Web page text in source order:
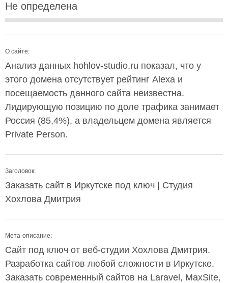
Не определена
О сайте:
Анализ данных hohlov-studio.ru показал, что у
этого домена отсутствует рейтинг Alexa и
посещаемость данного сайта неизвестна.
Лидирующую позицию по доле трафика занимает
Россия (85,4%), а владельцем домена является
Private Person.
Заголовок:
Заказать сайт в Иркутске под ключ | Студия
Хохлова Дмитрия
Мета-описание:
Сайт под ключ от веб-студии Хохлова Дмитрия.
Разработка сайтов любой сложности в Иркутске.
Заказать современный сайтов на Laravel, MaxSite,